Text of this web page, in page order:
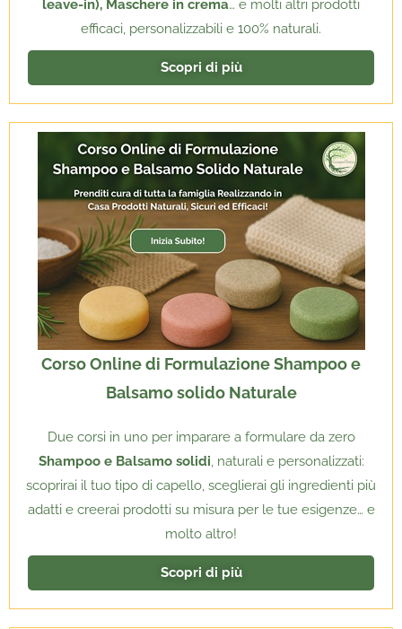
leave-in), Maschere in crema… e molti altri prodotti
efficaci, personalizzabili e 100% naturali.
Scopri di più
Corso Online di Formulazione Shampoo e
Balsamo solido Naturale
Due corsi in uno per imparare a formulare da zero
Shampoo e Balsamo solidi, naturali e personalizzati:
scoprirai il tuo tipo di capello, sceglierai gli ingredienti più
adatti e creerai prodotti su misura per le tue esigenze… e
molto altro!
Scopri di più